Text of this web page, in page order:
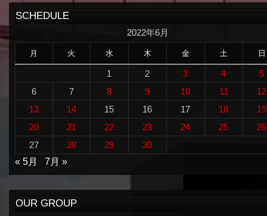
SCHEDULE
2022年6月
月 火 水 木 金 土 日
1 2 3 4
5
6
7 8 9 10 11
12
13
14 15 16 17 18
19
20
21 22 23 24 25
26
27
28 29
30
« 5月
7月 »
OUR GROUP